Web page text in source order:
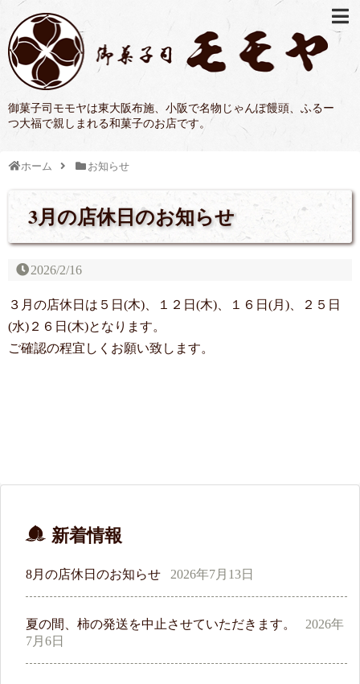
御菓子司モモヤは東大阪布施、小阪で名物じゃんぽ饅頭、ふるー
つ大福で親しまれる和菓子のお店です。
ホーム お知らせ
3月の店休日のお知らせ
2026/2/16
３月の店休日は５日(木)、１２日(木)、１６日(月)、２５日
(水)２６日(木)となります。
ご確認の程宜しくお願い致します。
新着情報
8月の店休日のお知らせ 2026年7月13日
夏の間、柿の発送を中止させていただきます。
2026年
7月6日